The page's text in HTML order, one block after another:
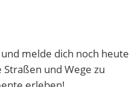
melde dich noch heute
und Wege zu